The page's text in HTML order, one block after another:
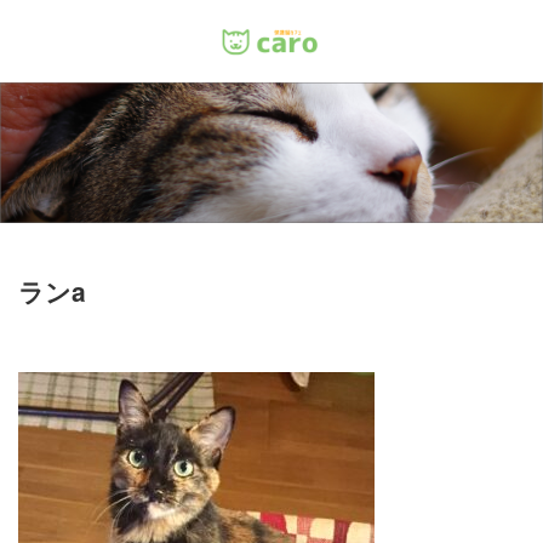
ランa
Menu
ホーム
料金
里親について
お問い合わせ